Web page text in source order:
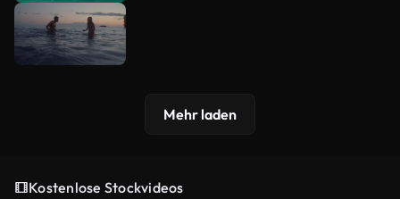
Mehr laden
Kostenlose Stockvideos